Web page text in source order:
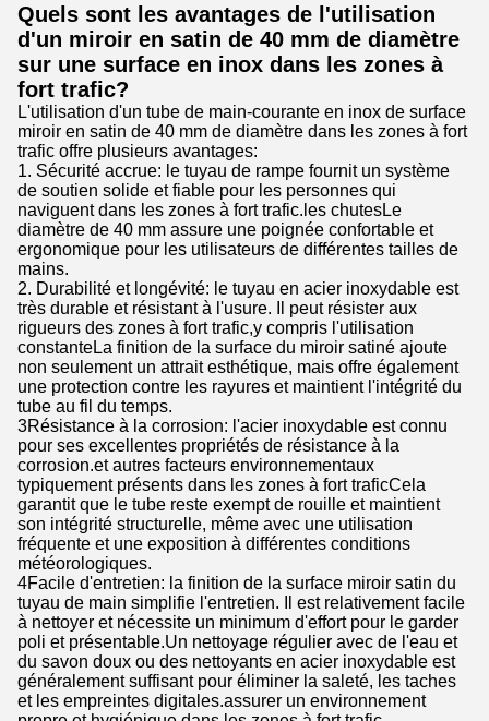
Quels sont les avantages de l'utilisation
d'un miroir en satin de 40 mm de diamètre
sur une surface en inox dans les zones à
fort trafic?
L'utilisation d'un tube de main-courante en inox de surface
miroir en satin de 40 mm de diamètre dans les zones à fort
trafic offre plusieurs avantages:
1. Sécurité accrue: le tuyau de rampe fournit un système
de soutien solide et fiable pour les personnes qui
naviguent dans les zones à fort trafic.les chutesLe
diamètre de 40 mm assure une poignée confortable et
ergonomique pour les utilisateurs de différentes tailles de
mains.
2. Durabilité et longévité: le tuyau en acier inoxydable est
très durable et résistant à l'usure. Il peut résister aux
rigueurs des zones à fort trafic,y compris l'utilisation
constanteLa finition de la surface du miroir satiné ajoute
non seulement un attrait esthétique, mais offre également
une protection contre les rayures et maintient l'intégrité du
tube au fil du temps.
3Résistance à la corrosion: l'acier inoxydable est connu
pour ses excellentes propriétés de résistance à la
corrosion.et autres facteurs environnementaux
typiquement présents dans les zones à fort traficCela
garantit que le tube reste exempt de rouille et maintient
son intégrité structurelle, même avec une utilisation
fréquente et une exposition à différentes conditions
météorologiques.
4Facile d'entretien: la finition de la surface miroir satin du
tuyau de main simplifie l'entretien. Il est relativement facile
à nettoyer et nécessite un minimum d'effort pour le garder
poli et présentable.Un nettoyage régulier avec de l'eau et
du savon doux ou des nettoyants en acier inoxydable est
généralement suffisant pour éliminer la saleté, les taches
et les empreintes digitales.assurer un environnement